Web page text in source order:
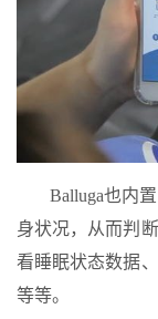
Balluga也内
身状况，从而判
看睡眠状态数据
等等。